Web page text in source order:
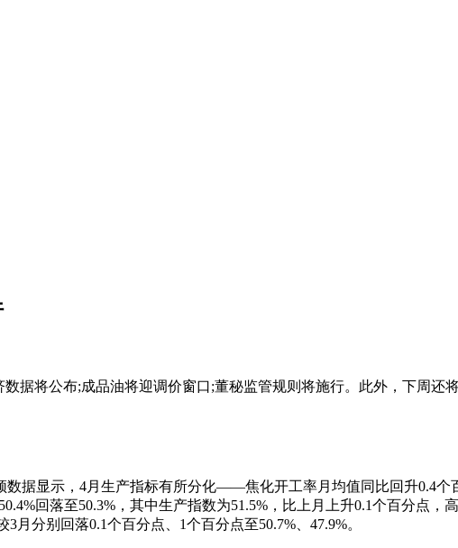
据将公布;成品油将迎调价窗口;董秘监管规则将施行。此外，下周还
数据显示，4月生产指标有所分化——焦化开工率月均值同比回升0.4
回落至50.3%，其中生产指数为51.5%，比上月上升0.1个百分点，
分别回落0.1个百分点、1个百分点至50.7%、47.9%。